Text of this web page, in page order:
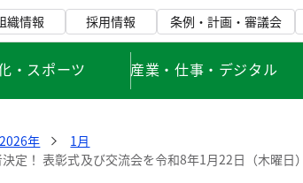
織情報 採用情報 条例・計画・審議会
・スポーツ 産業・仕事・デジタル
2026年
1月
定！ 表彰式及び交流会を令和8年1月22日（木曜日